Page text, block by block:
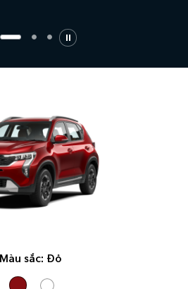
Màu sắc: Đỏ